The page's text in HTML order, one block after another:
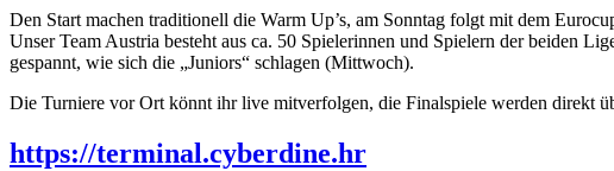
Den Start machen traditionell die Warm Up’s, am Sonntag folgt mit dem
Unser Team Austria besteht aus ca. 50 Spielerinnen und Spielern der beiden
gespannt, wie sich die „Juniors“ schlagen (Mittwoch).
Die Turniere vor Ort könnt ihr live mitverfolgen, die Finalspiele werden direkt
https://terminal.cyberdine.hr